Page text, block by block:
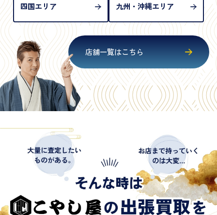
四国エリア 九州・沖縄エリア
店舗一覧はこちら